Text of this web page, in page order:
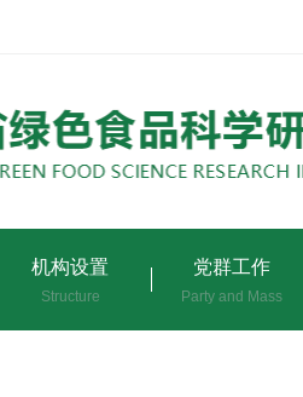
机构设置
Structure
党群工作
Party and Mass